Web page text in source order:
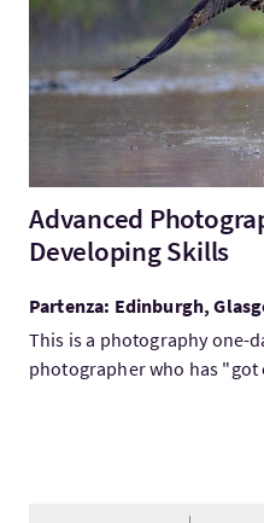
Advanced
Developing Skills
Partenza: Edinburgh,
This is a photography one-
photographer who has "got